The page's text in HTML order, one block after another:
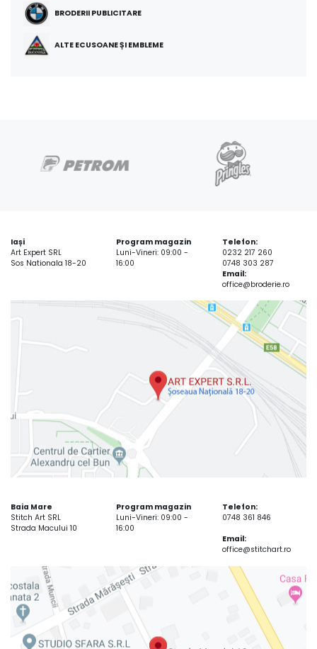
BRODERII PUBLICITARE
ALTE ECUSOANE ȘI EMBLEME
Iași
Art Expert SRL
Sos Nationala 18-20
Program magazin
Luni-Vineri: 09:00 -
16:00
Telefon:
0232 217 260
0748 303 287
Email:
office@broderie.ro
Baia Mare
Stitch Art SRL
Strada Macului 10
Program magazin
Luni-Vineri: 09:00 -
16:00
Telefon:
0748 361 846
Email:
office@stitchart.ro